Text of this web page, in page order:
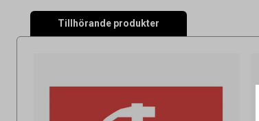
Tillhörande produkter